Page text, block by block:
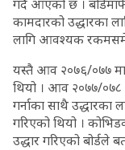
गर्दै आएको छ ।
कामदारको उद्धारका
लागि आवश्यक
यस्तै आव २०७६/०७७ मा
थियो । आव २०७७/०७८
गर्नाका साथै
गरिएको थियो ।
उद्धार गरिएको बोर्डले